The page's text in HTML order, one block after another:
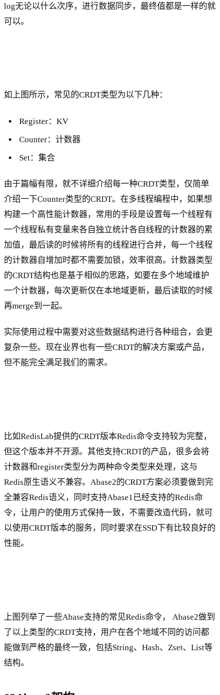
log无论以什么次序，进行数据同步，最终值都是一样的就
可以。
如上图所示，常见的CRDT类型为以下几种：
Register：KV
Counter：计数器
Set：集合
由于篇幅有限，就不详细介绍每一种CRDT类型，仅简单
介绍一下Counter类型的CRDT。在多线程编程中，如果想
构建一个高性能计数器，常用的手段是设置每一个线程有
一个线程私有变量来各自独立统计各自线程的计数器的累
加值，最后读的时候将所有的线程进行合并，每一个线程
的计数器自增加时都不需要加锁，效率很高。计数器类型
的CRDT结构也是基于相似的思路，如要在多个地域维护
一个计数器，每次更新仅在本地域更新，最后读取的时候
再merge到一起。
实际使用过程中需要对这些数据结构进行各种组合，会更
复杂一些。现在业界也有一些CRDT的解决方案或产品，
但不能完全满足我们的需求。
比如RedisLab提供的CRDT版本Redis命令支持较为完整，
但这个版本并不开源。其他支持CRDT的产品，很多会将
计数器和register类型分为两种命令类型来处理，这与
Redis原生语义不兼容。Abase2的CRDT方案必须要做到完
全兼容Redis语义，同时支持Abase1已经支持的Redis命
令，让用户的使用方式保持一致，不需要改造代码，就可
以使用CRDT版本的服务，同时要求在SSD下有比较良好的
性能。
上图列举了一些Abase支持的常见Redis命令， Abase2做到
了以上类型的CRDT支持，用户在各个地域不同的访问都
能做到严格的最终一致，包括String、Hash、Zset、List等
结构。